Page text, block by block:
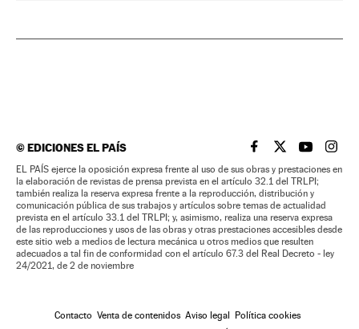
©EDICIONES EL PAÍS EL PAÍS BRASIL EN
EL PAÍSEL PAÍS
EL
EL PAÍS ejerce la oposición expresa frente al uso de sus obras y prestaciones en
la elaboración de revistas de prensa prevista en el artículo 32.1 del TRLPI;
también realiza la reserva expresa frente a la reproducción, distribución y
comunicación pública de sus trabajos y artículos sobre temas de actualidad
prevista en el artículo 33.1 del TRLPI; y, asimismo, realiza una reserva expresa
de las reproducciones y usos de las obras y otras prestaciones accesibles desde
este sitio web a medios de lectura mecánica u otros medios que resulten
adecuados a tal fin de conformidad con el artículo 67.3 del Real Decreto - ley
24/2021, de 2 de noviembre
Contacto Venta de contenidos Aviso legal Política cookies